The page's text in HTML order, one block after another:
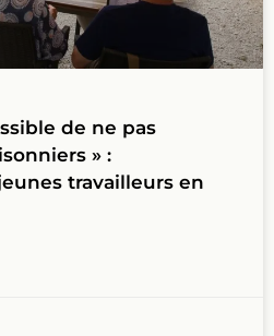
de ne pas
» :
travailleurs en